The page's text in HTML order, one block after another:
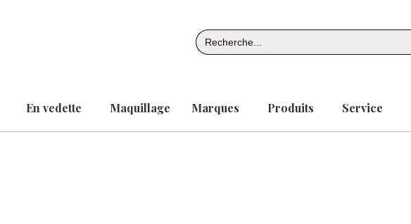
Search
for:
En vedette Maquillage Marques Produits Service